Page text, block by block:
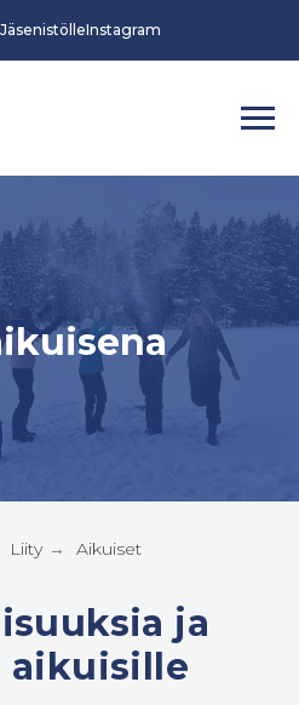
JäsenistölleInstagram
Liity → Aikuiset
ja
aikuisille